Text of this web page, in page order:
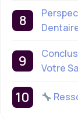
Votre